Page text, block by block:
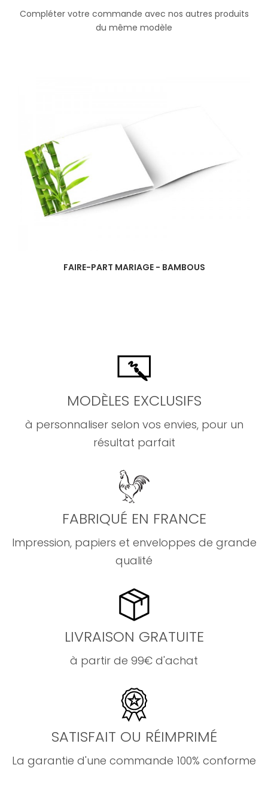
Compléter votre commande avec nos autres produits
du même modèle
FAIRE-PART MARIAGE - BAMBOUS
MODÈLES EXCLUSIFS
à personnaliser selon vos envies, pour un
résultat parfait
FABRIQUÉ EN FRANCE
Impression, papiers et enveloppes de grande
qualité
LIVRAISON GRATUITE
à partir de 99€ d'achat
SATISFAIT OU RÉIMPRIMÉ
La garantie d'une commande 100% conforme